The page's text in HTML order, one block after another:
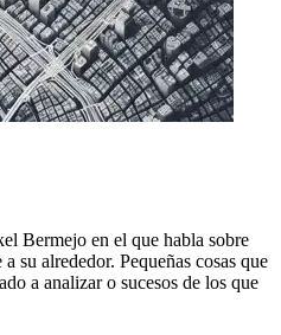
Bermejo en el que habla sobre
su alrededor. Pequeñas cosas que
a analizar o sucesos de los que